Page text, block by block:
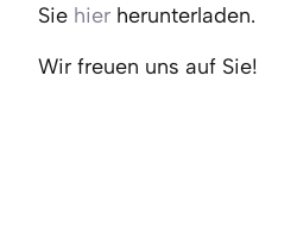
Sie hier herunterladen.
Wir freuen uns auf Sie!